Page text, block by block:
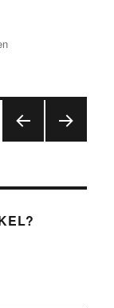
SEIT
E
E